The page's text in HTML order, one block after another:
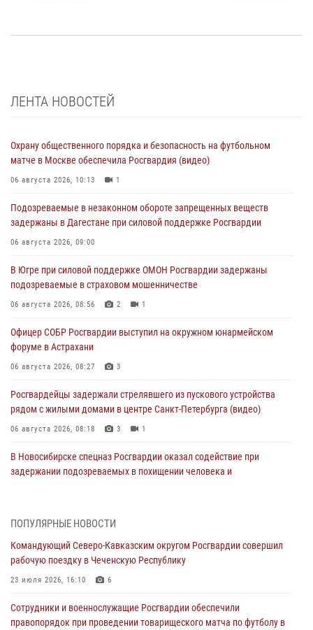
ЛЕНТА НОВОСТЕЙ
Охрану общественного порядка и безопасность на футбольном
матче в Москве обеспечила Росгвардия (видео)
06 августа 2026, 10:13 1
Подозреваемые в незаконном обороте запрещенных веществ
задержаны в Дагестане при силовой поддержке Росгвардии
06 августа 2026, 09:00
В Югре при силовой поддержке ОМОН Росгвардии задержаны
подозреваемые в страховом мошенничестве
06 августа 2026, 08:56 2 1
Офицер СОБР Росгвардии выступил на окружном юнармейском
форуме в Астрахани
06 августа 2026, 08:27 3
Росгвардейцы задержали стрелявшего из пускового устройства
рядом с жилыми домами в центре Санкт-Петербурга (видео)
06 августа 2026, 08:18 3 1
В Новосибирске спецназ Росгвардии оказал содействие при
задержании подозреваемых в похищении человека и
правопорядок при проведении матча Кубка России по футболу в
Санкт-Петербурге
06 августа 2026, 07:03
В Грозном военнослужащие Росгвардии присоединились к
всероссийской донорской акции «От сердца к сердцу»
ПОПУЛЯРНЫЕ НОВОСТИ
Командующий Северо-Кавказским округом Росгвардии совершил
рабочую поездку в Чеченскую Республику
23 июля 2026, 16:10 6
Сотрудники и военнослужащие Росгвардии обеспечили
правопорядок при проведении товарищеского матча по футболу в